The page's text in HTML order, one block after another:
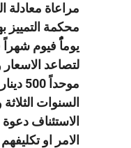
مراعاة معادلة
محكمة التمييز
يوماًُ فيوم
لتصاعد
السنوات
الاستئناف دعوة
الامر او